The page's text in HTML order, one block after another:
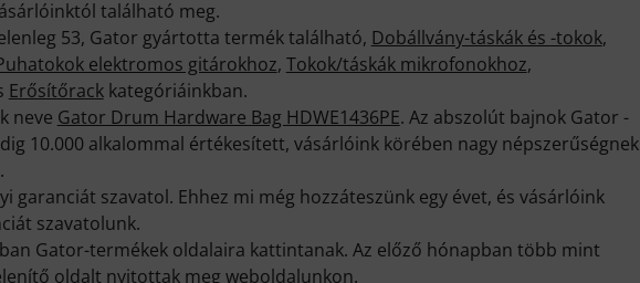
található meg.
53, Gator gyártotta termék található, Dobállvány-táskák és -tokok,
elektromos gitárokhoz, Tokok/táskák mikrofonokhoz,
Erősítőrackkategóriáinkban.
neve Gator Drum Hardware Bag HDWE1436PE. Az abszolút bajnok Gator -
10.000 alkalommal értékesített, vásárlóink körében nagy népszerűségnek
.
garanciát szavatol. Ehhez mi még hozzáteszünk egy évet, és vásárlóink
szavatolunk.
Gator-termékek oldalaira kattintanak. Az előző hónapban több mint
oldalt nyitottak meg weboldalunkon.